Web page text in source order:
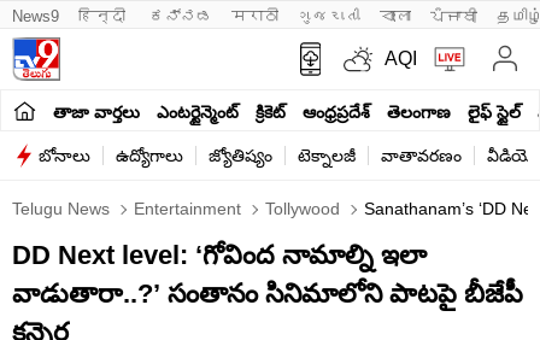
News9 हिन्दी ಕನ್ನಡ मराठी ગુજરાતી বাংলা ਪੰਜਾਬੀ
AQI
తాజా వార్తలు ఎంటర్టైన్మెంట్ క్రికెట్ ఆంధ్రప్రదేశ్ తెలంగాణ లైఫ్ స్టైల్
బోనాలు ఉద్యోగాలు జ్యోతిష్యం టెక్నాలజీ వాతావరణం
Telugu News Entertainment Tollywood Sanathanam’s ‘DD
DD Next level: ‘గోవింద నామాల్ని ఇలా
వాడుతారా..?’ సంతానం సినిమాలోని పాటపై బీజేపీ
కన్నెర్ర